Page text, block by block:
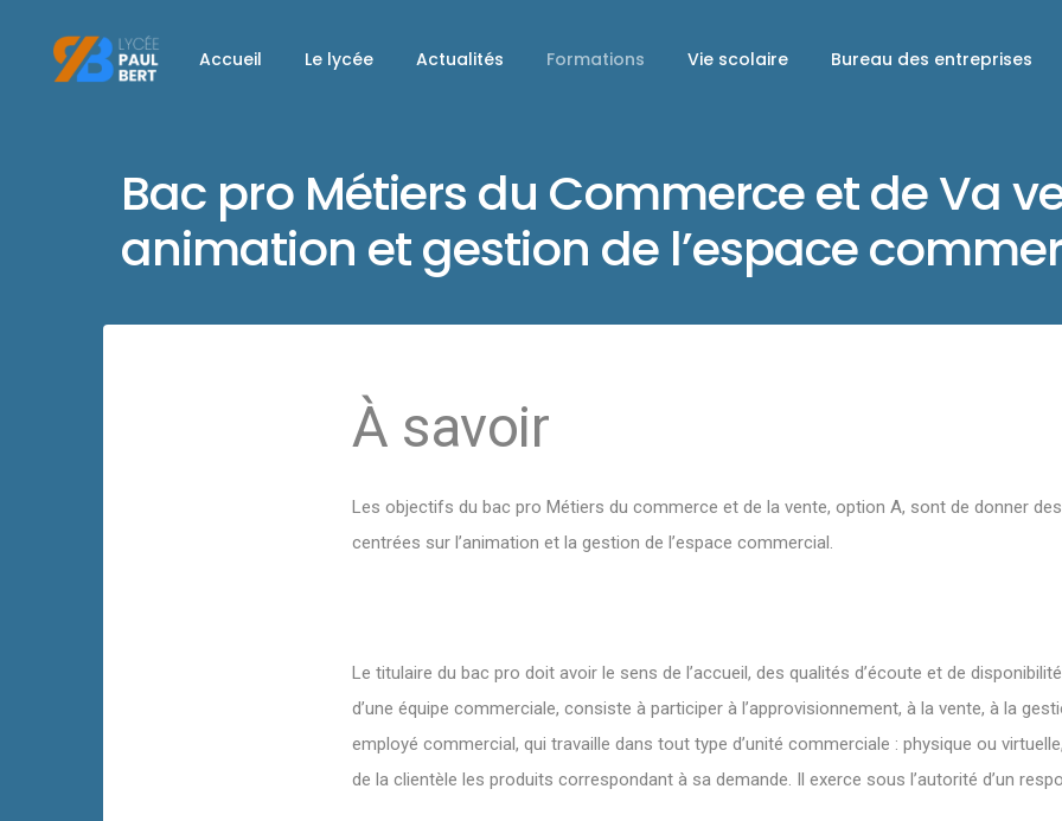
Accueil Le lycée Actualités Formations Vie scolaire Bureau des entreprises
Bac pro Métiers du Commerce et de Va
animation et gestion de l’espace
À savoir
Les objectifs du bac pro Métiers du commerce et de la vente, option A, sont de donner
centrées sur l’animation et la gestion de l’espace commercial.
Le titulaire du bac pro doit avoir le sens de l’accueil, des qualités d’écoute et de
d’une équipe commerciale, consiste à participer à l’approvisionnement, à la vente, à la
employé commercial, qui travaille dans tout type d’unité commerciale : physique ou
de la clientèle les produits correspondant à sa demande. Il exerce sous l’autorité d’un